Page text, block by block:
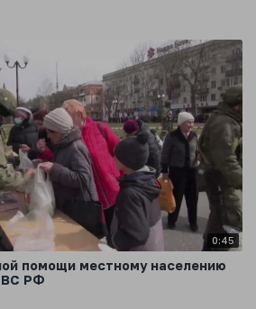
0:45
помощи местному населению
ВС РФ